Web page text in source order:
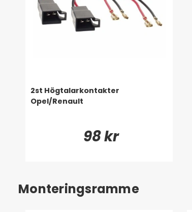
2st Högtalarkontakter
Opel/Renault
98 kr
Monteringsramme